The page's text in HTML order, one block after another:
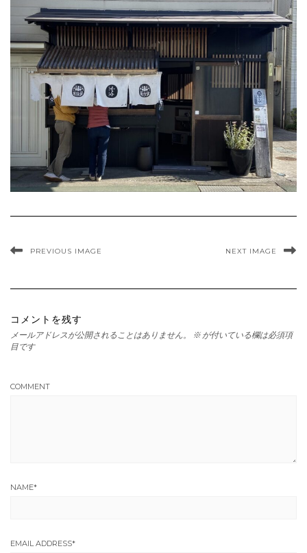
PREVIOUS IMAGE NEXT IMAGE
コメントを残す
メールアドレスが公開されることはありません。 ※ が付いている欄は必須項
目です
COMMENT
NAME*
EMAIL ADDRESS*